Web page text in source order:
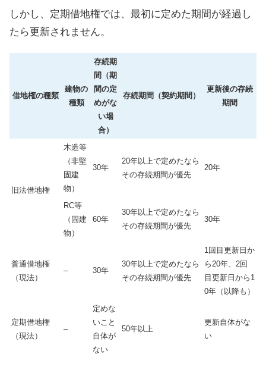
しかし、定期借地権では、最初に定めた期間が経過し
たら更新されません。
借地権の種類
建物の
種類
存続期
間（期
間の定
めがな
い場
合）
存続期間（契約期間）
更新後の存続
期間
旧法借地権
木造等
（非堅
固建
物）
30年
20年以上で定めたなら
その存続期間が優先
20年
RC等
（固建
物）
60年
30年以上で定めたなら
その存続期間が優先
30年
普通借地権
（現法）
– 30年
30年以上で定めたなら
その存続期間が優先
1回目更新日か
ら20年、2回
目更新日から1
0年（以降も）
定期借地権
（現法）
–
定めな
いこと
自体が
ない
50年以上
更新自体がな
い